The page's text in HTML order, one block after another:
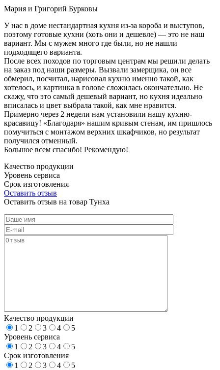
Мария и Григорий Бурковы
У нас в доме нестандартная кухня из-за короба и выступов,
поэтому готовые кухни (хоть они и дешевле) — это не наш
вариант. Мы с мужем много где были, но не нашли
подходящего варианта.
После всех походов по торговым центрам мы решили делать
на заказ под наши размеры. Вызвали замерщика, он все
обмерил, посчитал, нарисовал кухню именно такой, как
хотелось, и картинка в голове сложилась окончательно. Не
скажу, что это самый дешевый вариант, но кухня идеально
вписалась и цвет выбрала такой, как мне нравится.
Примерно через 2 недели нам установили нашу кухню-
красавицу! «Благодаря» нашим кривым стенам, им пришлось
помучиться с монтажом верхних шкафчиков, но результат
получился отменный.
Большое всем спасибо! Рекомендую!
Качество продукции
Уровень сервиса
Срок изготовления
Оставить отзыв
Оставить отзыв на товар Тунха
Качество продукции
1
2 3 4
5
Уровень сервиса
1
2 3 4
5
Срок изготовления
1
2 3 4
5